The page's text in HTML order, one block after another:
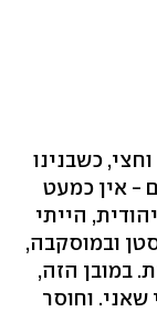
כשבנינו
- אין כמעט
הייתי
ובמוסקבה,
במובן הזה,
וחוסר